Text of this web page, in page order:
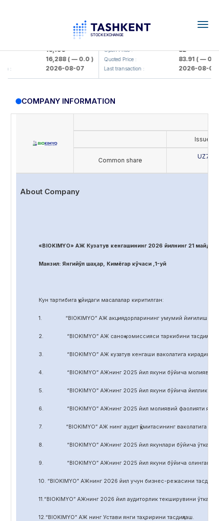
16,100
16,288( — 0.0 )
2026-08-07
KFSK (<Kafolat sug'urta
Open Price : 82
Quoted Price : 83.91( — 0.0 )
Last transaction : 2026-08-07
COMPANY INFORMATION
Issue's
Common share
About Company
«BIOKIMYO» АЖ Кузатув кенгашининг 2026 йилнинг 21
Манзил: Янгийўл шаҳар, Кимёгар кўчаси ,1-уй
Кун тартибига қуйидаги масалалар киритилган:
1. “BIOKIMYO” АЖ акциядорларининг умумий йиғилиши
2. “BIOKIMYO” АЖ саноқ комиссияси таркибини тасдиқлаш.
3. “BIOKIMYO” АЖ кузатув кенгаши ваколатига кирадиган
4. “BIOKIMYO” АЖнинг 2025 йил якуни бўйича молиявий-
5. “BIOKIMYO” АЖнинг 2025 йил якуни бўйича йиллик
6. “BIOKIMYO” АЖнинг 2025 йил молиявий фаолияти якуни
7. “BIOKIMYO” АЖ нинг аудит қўмитасининг ваколатига
8. “BIOKIMYO” АЖнинг 2025 йил якунлари бўйича
9. “BIOKIMYO” АЖнинг 2025 йил якуни бўйича олинган соф
10. “BIOKIMYO” АЖнинг 2026 йил учун бизнес-режасини
11.“BIOKIMYO” АЖнинг 2026 йил аудиторлик текширувини
12.“BIOKIMYO” АЖ нинг Устави янги таҳририни тасдиқлаш.